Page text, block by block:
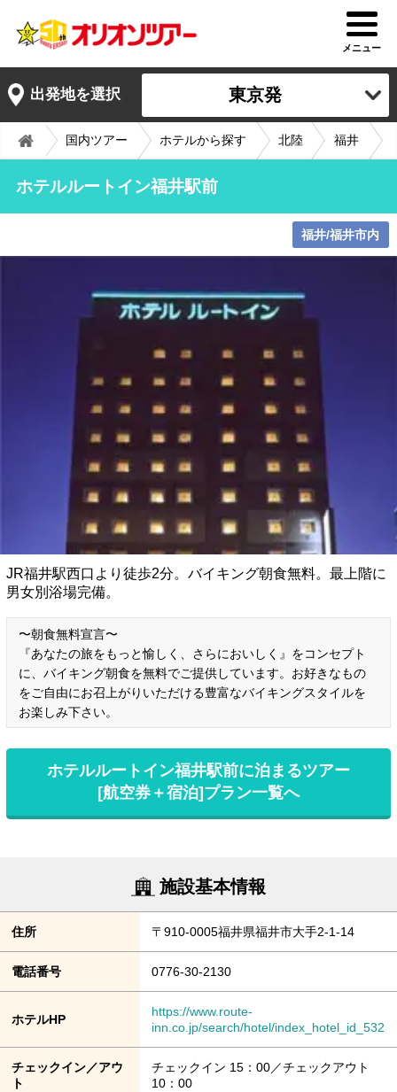
メニュー
出発地を選択 東京発
国内ツアー ホテルから探す 北陸 福井
ホテルルートイン福井駅前
福井/福井市内
JR福井駅西口より徒歩2分。バイキング朝食無料。最上階に
男女別浴場完備。
〜朝食無料宣言〜
『あなたの旅をもっと愉しく、さらにおいしく』をコンセプト
に、バイキング朝食を無料でご提供しています。お好きなもの
をご自由にお召上がりいただける豊富なバイキングスタイルを
お楽しみ下さい。
ホテルルートイン福井駅前に泊まるツアー
[航空券＋宿泊]プラン一覧へ
施設基本情報
住所 〒910-0005福井県福井市大手2-1-14
電話番号 0776-30-2130
ホテルHP
https://www.route-
inn.co.jp/search/hotel/index_hotel_id_532
チェックイン／アウ
ト
チェックイン 15：00／チェックアウト
10：00